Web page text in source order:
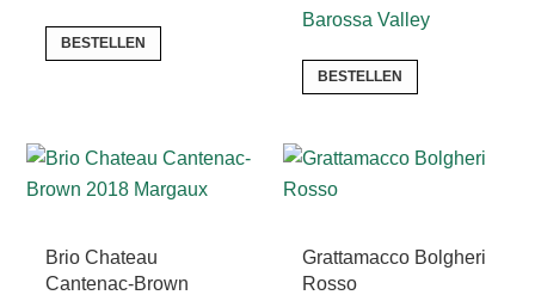
BESTELLEN
Barossa Valley
BESTELLEN
Brio Chateau
Cantenac-Brown
Grattamacco Bolgheri
Rosso